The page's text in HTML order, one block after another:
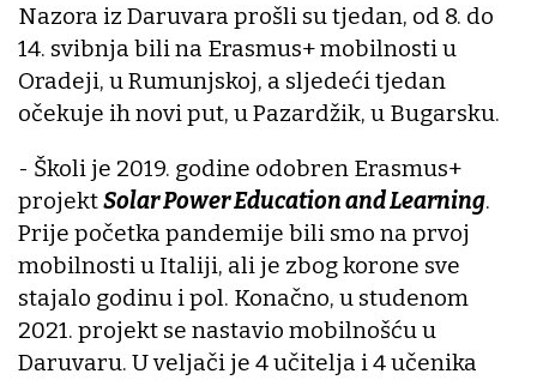
Nazora iz Daruvara prošli su tjedan, od 8. do
14. svibnja bili na Erasmus+ mobilnosti u
Oradeji, u Rumunjskoj, a sljedeći tjedan
očekuje ih novi put, u Pazardžik, u Bugarsku.
- Školi je 2019. godine odobren Erasmus+
projektSolar Power Education and Learning.
Prije početka pandemije bili smo na prvoj
mobilnosti u Italiji, ali je zbog korone sve
stajalo godinu i pol. Konačno, u studenom
2021. projekt se nastavio mobilnošću u
Daruvaru. U veljači je 4 učitelja i 4 učenika